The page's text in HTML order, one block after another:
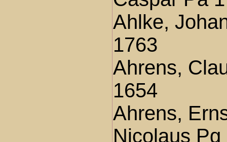
Ahlke,
1763
Ahrens,
1654
Ahrens,
Nicolaus Pg